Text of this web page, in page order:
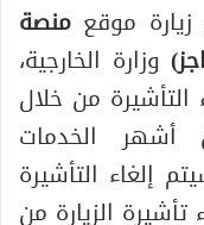
موقع منصة
وزارة الخارجية،
التأشيرة من خلال
أشهر الخدمات
إلغاء التأشيرة
الزيارة من